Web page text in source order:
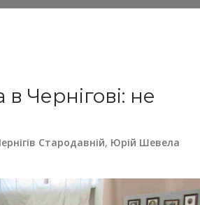
Чернігові: не
Стародавній, Юрій Шевела